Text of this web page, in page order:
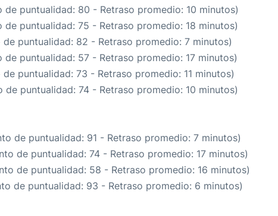
de puntualidad: 80 - Retraso promedio: 10 minutos)
de puntualidad: 75 - Retraso promedio: 18 minutos)
de puntualidad: 82 - Retraso promedio: 7 minutos)
de puntualidad: 57 - Retraso promedio: 17 minutos)
de puntualidad: 73 - Retraso promedio: 11 minutos)
de puntualidad: 74 - Retraso promedio: 10 minutos)
de puntualidad: 91 - Retraso promedio: 7 minutos)
de puntualidad: 74 - Retraso promedio: 17 minutos)
de puntualidad: 58 - Retraso promedio: 16 minutos)
de puntualidad: 93 - Retraso promedio: 6 minutos)